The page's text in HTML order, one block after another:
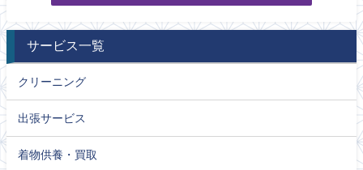
サービス一覧
クリーニング
出張サービス
着物供養・買取